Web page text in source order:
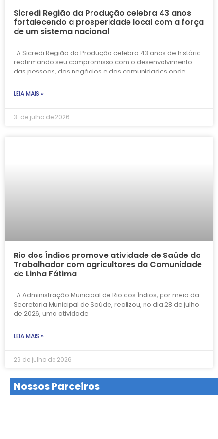
Sicredi Região da Produção celebra 43 anos
fortalecendo a prosperidade local com a força
de um sistema nacional
A Sicredi Região da Produção celebra 43 anos de história
reafirmando seu compromisso com o desenvolvimento
das pessoas, dos negócios e das comunidades onde
LEIA MAIS »
31 de julho de 2026
Rio dos Índios promove atividade de Saúde do
Trabalhador com agricultores da Comunidade
de Linha Fátima
A Administração Municipal de Rio dos Índios, por meio da
Secretaria Municipal de Saúde, realizou, no dia 28 de julho
de 2026, uma atividade
LEIA MAIS »
29 de julho de 2026
Nossos Parceiros